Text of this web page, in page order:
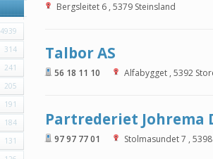
4939
314
241
205
191
184
131
Bergsleitet 6 , 5379 Steinsland
Talbor AS
56 18 11 10 Alfabygget , 5392
Partrederiet Johrema
97 97 77 01 Stolmasundet 7 , 5398